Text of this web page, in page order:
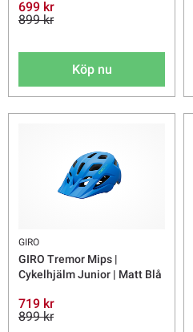
699 kr
899 kr
Köp nu
GIRO
GIRO Tremor Mips |
Cykelhjälm Junior | Matt Blå
719 kr
899 kr